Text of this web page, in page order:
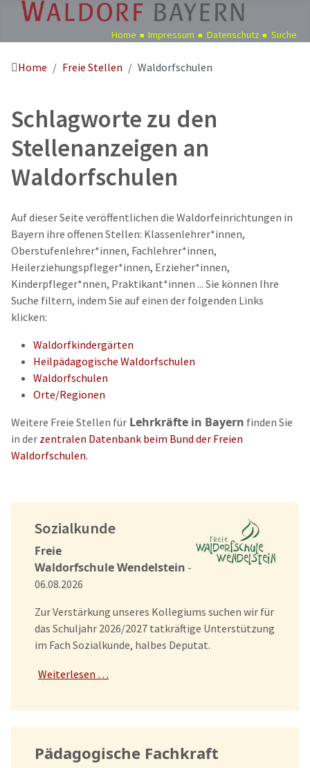
Pädagogik
uns
Kindergärten
Schulen
Ausbildung
Stellen
Aktuelles
Termine
Home Impressum Datenschutz Suche
Home Freie Stellen Waldorfschulen
Schlagworte zu den
Stellenanzeigen an
Waldorfschulen
Auf dieser Seite veröffentlichen die Waldorfeinrichtungen in
Bayern ihre offenen Stellen: Klassenlehrer*innen,
Oberstufenlehrer*innen, Fachlehrer*innen,
Heilerziehungspfleger*innen, Erzieher*innen,
Kinderpfleger*nnen, Praktikant*innen ... Sie können Ihre
Suche filtern, indem Sie auf einen der folgenden Links
klicken:
Waldorfkindergärten
Heilpädagogische Waldorfschulen
Waldorfschulen
Orte/Regionen
Weitere Freie Stellen für Lehrkräfte in Bayern finden Sie
in der zentralen Datenbank beim Bund der Freien
Waldorfschulen.
Sozialkunde
Freie
Waldorfschule Wendelstein -
06.08.2026
Zur Verstärkung unseres Kollegiums suchen wir für
das Schuljahr 2026/2027 tatkräftige Unterstützung
im Fach Sozialkunde, halbes Deputat.
Weiterlesen …
Pädagogische Fachkraft